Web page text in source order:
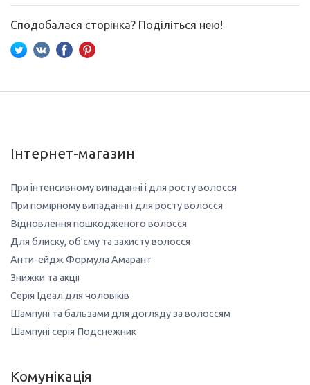
Сподобалася сторінка? Поділіться нею!
Інтернет-магазин
При інтенсивному випаданні і для росту волосся
При помірному випаданні і для росту волосся
Відновлення пошкодженого волосся
Для блиску, об'єму та захисту волосся
Анти-ейдж Формула Амарант
Знижки та акції
Серія Ідеал для чоловіків
Шампуні та бальзами для догляду за волоссям
Шампуні серія Подснежник
Комунікація